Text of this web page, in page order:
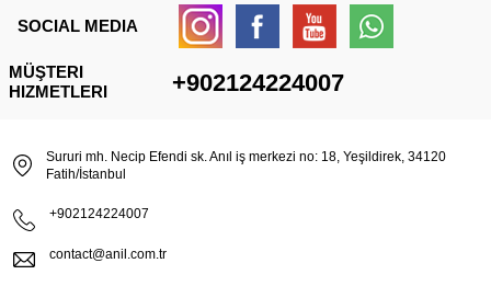
SOCIAL MEDIA
MÜŞTERI
HIZMETLERI
+902124224007
Sururi mh. Necip Efendi sk. Anıl iş merkezi no: 18, Yeşildirek, 34120
Fatih/İstanbul
+902124224007
contact@anil.com.tr